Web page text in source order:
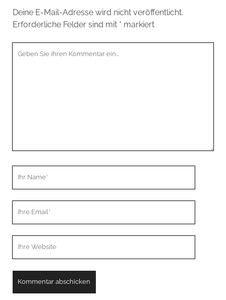
Deine E-Mail-Adresse wird nicht veröffentlicht.
Erforderliche Felder sind mit * markiert